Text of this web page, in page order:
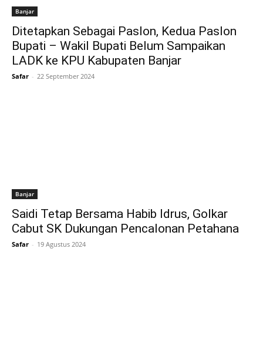
Banjar
Ditetapkan Sebagai Paslon, Kedua Paslon
Bupati – Wakil Bupati Belum Sampaikan
LADK ke KPU Kabupaten Banjar
Safar - 22 September 2024
Banjar
Saidi Tetap Bersama Habib Idrus, Golkar
Cabut SK Dukungan Pencalonan Petahana
Safar - 19 Agustus 2024